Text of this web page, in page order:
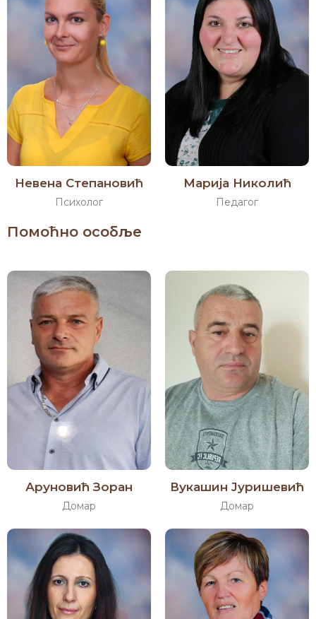
Невена Степановић
Психолог
Марија Николић
Педагог
Помоћно особље
Аруновић Зоран
Домар
Вукашин Јуришевић
Домар